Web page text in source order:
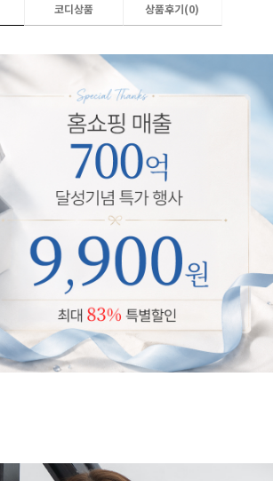
코디상품 상품후기(0)